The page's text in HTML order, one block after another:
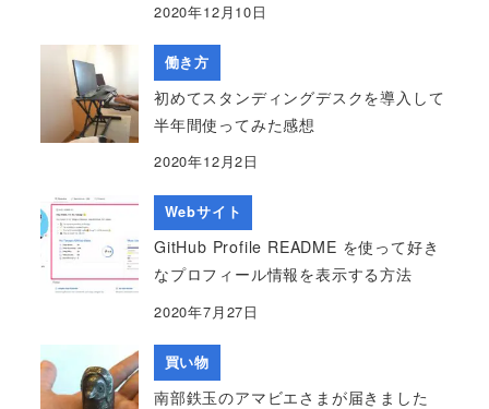
2020年12月10日
働き方
初めてスタンディングデスクを導入して
半年間使ってみた感想
2020年12月2日
Webサイト
GitHub Profile README を使って好き
なプロフィール情報を表示する方法
2020年7月27日
買い物
南部鉄玉のアマビエさまが届きました